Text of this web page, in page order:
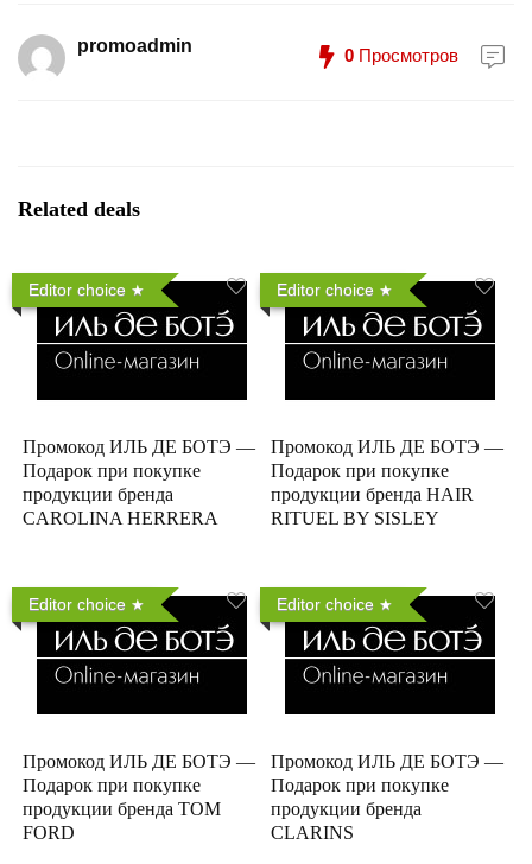
promoadmin 0 Просмотров
Related deals
Editor choice
Промокод ИЛЬ ДЕ БОТЭ —
Подарок при покупке
продукции бренда
CAROLINA HERRERA
Editor choice
Промокод ИЛЬ ДЕ БОТЭ —
Подарок при покупке
продукции бренда HAIR
RITUEL BY SISLEY
Editor choice
Промокод ИЛЬ ДЕ БОТЭ —
Подарок при покупке
продукции бренда TOM
FORD
Editor choice
Промокод ИЛЬ ДЕ БОТЭ —
Подарок при покупке
продукции бренда
CLARINS